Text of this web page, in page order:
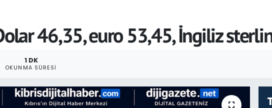
46,35, euro 53,45, İngiliz
1 DK
OKUNMA SÜRESI